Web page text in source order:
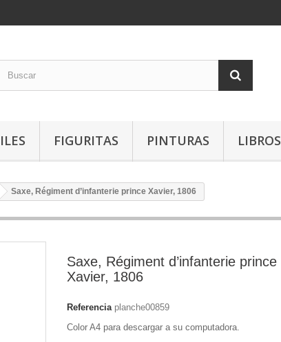
FIGURITAS PINTURAS LIBROS
Saxe, Régiment d’infanterie prince Xavier, 1806
Saxe, Régiment d’infanterie prince
Xavier, 1806
Referencia planche00859
Color A4 para descargar a su computadora.